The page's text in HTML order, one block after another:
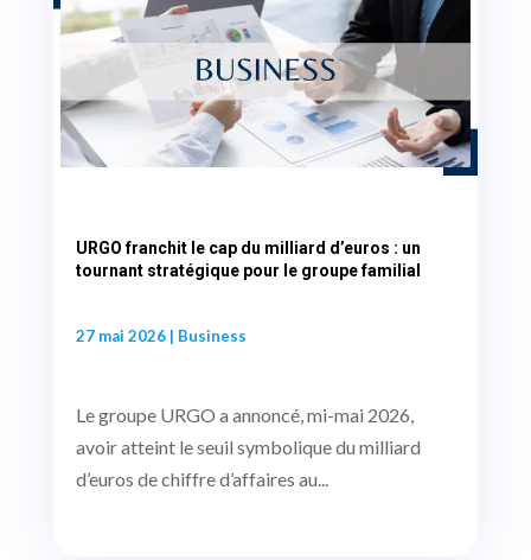
URGO franchit le cap du milliard d’euros : un
tournant stratégique pour le groupe familial
27 mai 2026| Business
Le groupe URGO a annoncé, mi-mai 2026,
avoir atteint le seuil symbolique du milliard
d’euros de chiffre d’affaires au...